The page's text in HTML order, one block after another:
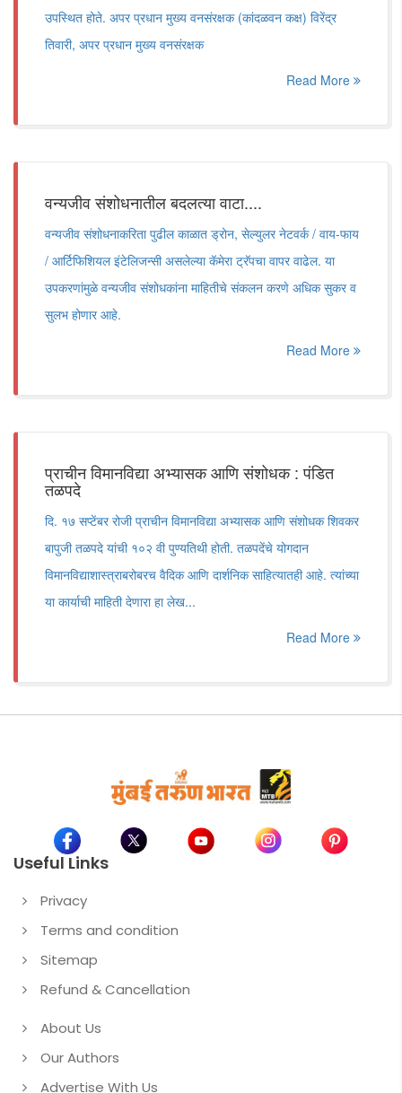
उपस्थित होते. अपर प्रधान मुख्य वनसंरक्षक (कांदळवन कक्ष) विरेंद्र
तिवारी, अपर प्रधान मुख्य वनसंरक्षक
Read More
वन्यजीव संशोधनातील बदलत्या वाटा....
वन्यजीव संशोधनाकरिता पुढील काळात ड्रोन, सेल्युलर नेटवर्क / वाय-फाय
/ आर्टिफिशियल इंटेलिजन्सी असलेल्या कॅमेरा ट्रॅपचा वापर वाढेल. या
उपकरणांमुळे वन्यजीव संशोधकांना माहितीचे संकलन करणे अधिक सुकर व
सुलभ होणार आहे.
Read More
प्राचीन विमानविद्या अभ्यासक आणि संशोधक : पंडित
तळपदे
दि. १७ सप्टेंबर रोजी प्राचीन विमानविद्या अभ्यासक आणि संशोधक शिवकर
बापुजी तळपदे यांची १०२ वी पुण्यतिथी होती. तळपदेंचे योगदान
विमानविद्याशास्त्राबरोबरच वैदिक आणि दार्शनिक साहित्यातही आहे. त्यांच्या
या कार्याची माहिती देणारा हा लेख...
Read More
Useful Links
Privacy
Terms and condition
Sitemap
Refund & Cancellation
About Us
Our Authors
Advertise With Us